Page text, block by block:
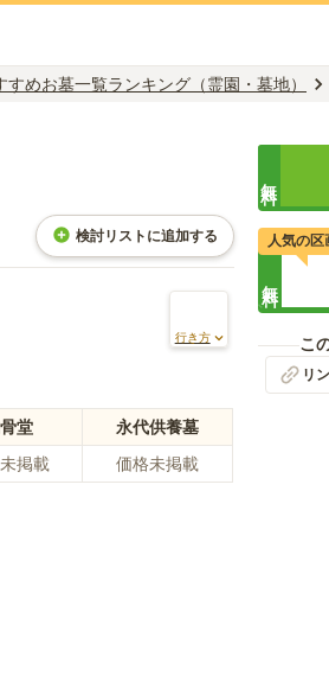
すめお墓一覧ランキング（霊園・墓地）
検討リストに追加する
行き方
堂
永代供養墓
掲載 価格未掲載
人気の区
こ
リ